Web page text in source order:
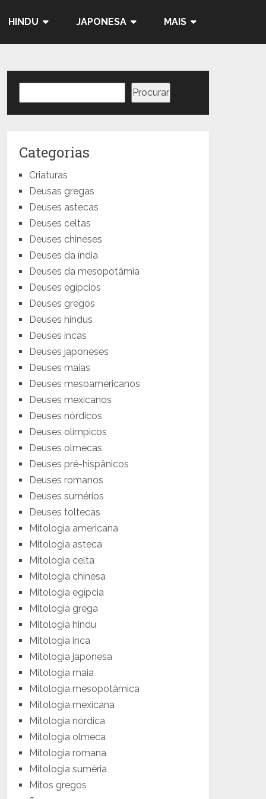
HINDU JAPONESA MAIS
Procurar
Categorias
Criaturas
Deusas gregas
Deuses astecas
Deuses celtas
Deuses chineses
Deuses da índia
Deuses da mesopotâmia
Deuses egípcios
Deuses gregos
Deuses hindus
Deuses incas
Deuses japoneses
Deuses maias
Deuses mesoamericanos
Deuses mexicanos
Deuses nórdicos
Deuses olímpicos
Deuses olmecas
Deuses pré-hispânicos
Deuses romanos
Deuses sumérios
Deuses toltecas
Mitologia americana
Mitologia asteca
Mitologia celta
Mitologia chinesa
Mitologia egípcia
Mitologia grega
Mitologia hindu
Mitologia inca
Mitologia japonesa
Mitologia maia
Mitologia mesopotâmica
Mitologia mexicana
Mitologia nórdica
Mitologia olmeca
Mitologia romana
Mitologia suméria
Mitos gregos